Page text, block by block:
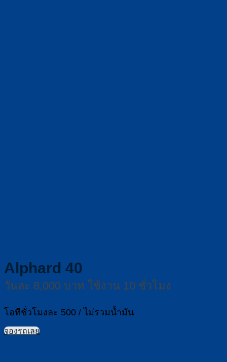
Alphard 40
วันละ 8,000 บาท ใช้งาน 10 ชั่วโมง
โอทีชั่วโมงละ 500 / ไม่รวมน้ำมัน
จองรถเลย